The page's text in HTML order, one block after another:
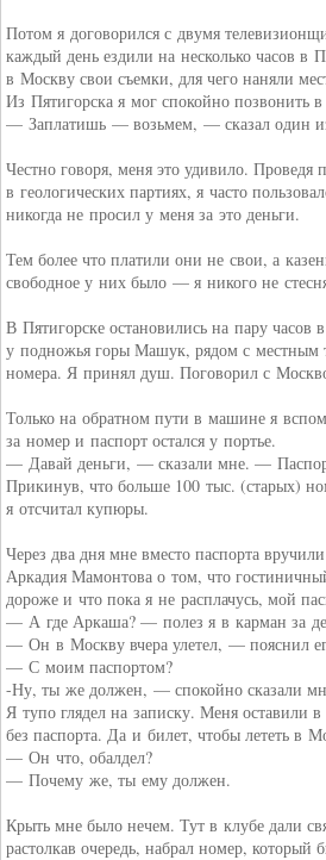
от drunktwi от
Потом я договорился с двумя
каждый день ездили на несколько часов в
в Москву свои съемки, для чего наняли
Из Пятигорска я мог спокойно позвонить
— Заплатишь — возьмем, — сказал один
Честно говоря, меня это удивило. Проведя
в геологических партиях, я часто
никогда не просил у меня за это деньги.
Тем более что платили они не свои, а
свободное у них было — я никого не
В Пятигорске остановились на пару часов
у подножья горы Машук, рядом с местным
номера. Я принял душ. Поговорил с
Только на обратном пути в машине я
за номер и паспорт остался у портье.
— Давай деньги, — сказали мне. —
Прикинув, что больше 100 тыс. (старых)
я отсчитал купюры.
Через два дня мне вместо паспорта
Аркадия Мамонтова о том, что
дороже и что пока я не расплачусь, мой
— А где Аркаша? — полез я в карман за
— Он в Москву вчера улетел, — пояснил
— С моим паспортом?
-Ну, ты же должен, — спокойно сказали
Я тупо глядел на записку. Меня оставили
без паспорта. Да и билет, чтобы лететь в
— Он что, обалдел?
— Почему же, ты ему должен.
Крыть мне было нечем. Тут в клубе дали
растолкав очередь, набрал номер, который